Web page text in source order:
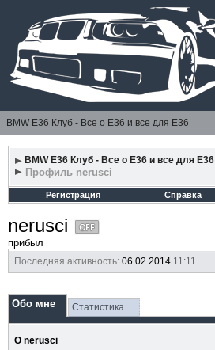
BMW E36 Клуб - Все о Е36 и все для Е36
BMW E36 Клуб - Все о Е36 и все для Е36
Профиль nerusci
Регистрация Справка
nerusci
прибыл
Последняя активность:06.02.2014 11:11
Обо мне Статистика
О nerusci